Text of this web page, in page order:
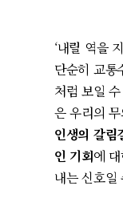
‘내릴 역을
단순히 교통
처럼 보일
은 우리의
인생의 갈림
인 기회에
내는 신호일